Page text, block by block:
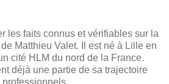
les faits connus et vérifiables sur la
Matthieu Valet. Il est né à Lille en
cité HLM du nord de la France.
déjà une partie de sa trajectoire